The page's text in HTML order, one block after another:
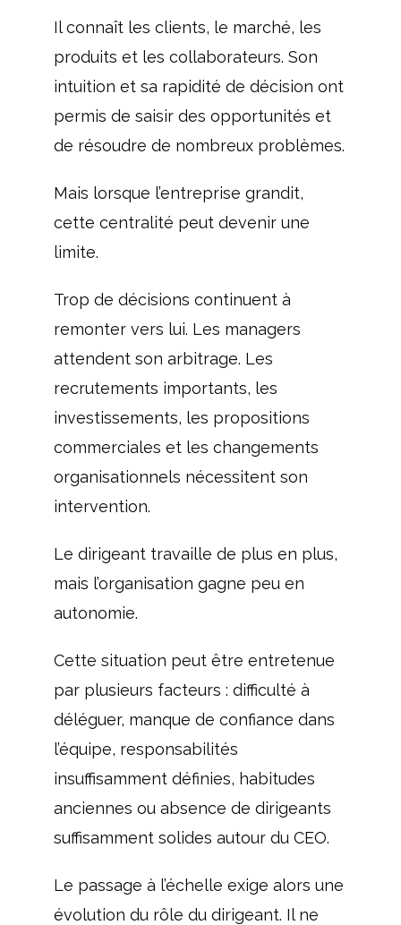
Il connaît les clients, le marché, les
produits et les collaborateurs. Son
intuition et sa rapidité de décision ont
permis de saisir des opportunités et
de résoudre de nombreux problèmes.
Mais lorsque l’entreprise grandit,
cette centralité peut devenir une
limite.
Trop de décisions continuent à
remonter vers lui. Les managers
attendent son arbitrage. Les
recrutements importants, les
investissements, les propositions
commerciales et les changements
organisationnels nécessitent son
intervention.
Le dirigeant travaille de plus en plus,
mais l’organisation gagne peu en
autonomie.
Cette situation peut être entretenue
par plusieurs facteurs : difficulté à
déléguer, manque de confiance dans
l’équipe, responsabilités
insuffisamment définies, habitudes
anciennes ou absence de dirigeants
suffisamment solides autour du CEO.
Le passage à l’échelle exige alors une
évolution du rôle du dirigeant. Il ne